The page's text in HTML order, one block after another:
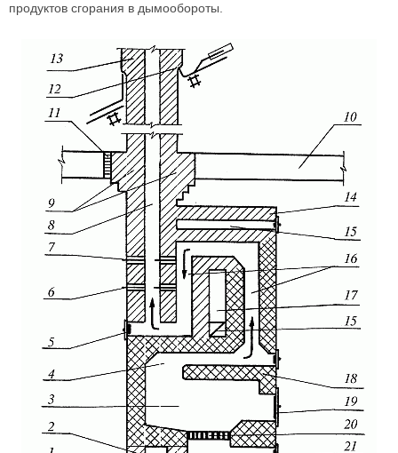
продуктов сгорания в дымообороты.